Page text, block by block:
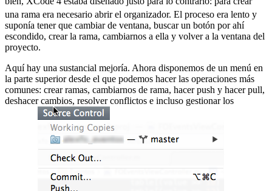
una rama era necesario abrir el organizador. El proceso era lento y
suponía tener que cambiar de ventana, buscar un botón por ahí
escondido, crear la rama, cambiarnos a ella y volver a la ventana del
proyecto.
Aquí hay una sustancial mejoría. Ahora disponemos de un menú en
la parte superior desde el que podemos hacer las operaciones más
comunes: crear ramas, cambiarnos de rama, hacer push y hacer pull,
deshacer cambios, resolver conflictos e incluso gestionar los